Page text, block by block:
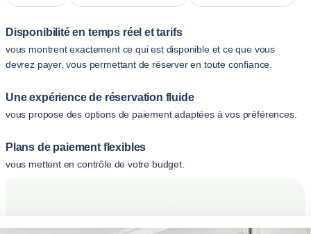
Disponibilité en temps réel et tarifs
vous montrent exactement ce qui est disponible et ce que vous
devrez payer, vous permettant de réserver en toute confiance.
Une expérience de réservation fluide
vous propose des options de paiement adaptées à vos préférences.
Plans de paiement flexibles
vous mettent en contrôle de votre budget.